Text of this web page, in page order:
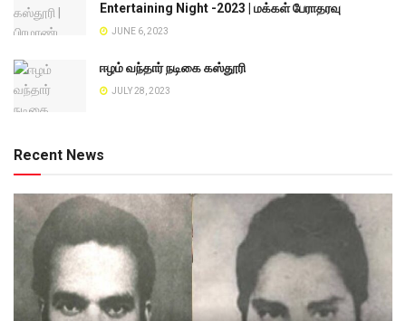
Entertaining Night -2023 | மக்கள் பேராதரவு
JUNE 6, 2023
ஈழம் வந்தார் நடிகை கஸ்தூரி
JULY 28, 2023
Recent News